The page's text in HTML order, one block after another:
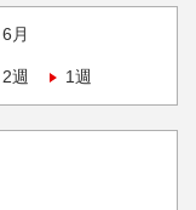
6月
2週 1週